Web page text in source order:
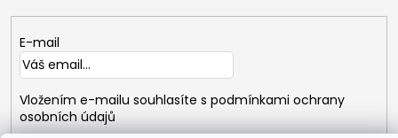
E-mail
Vložením e-mailu souhlasíte s podmínkami ochrany
osobních údajů